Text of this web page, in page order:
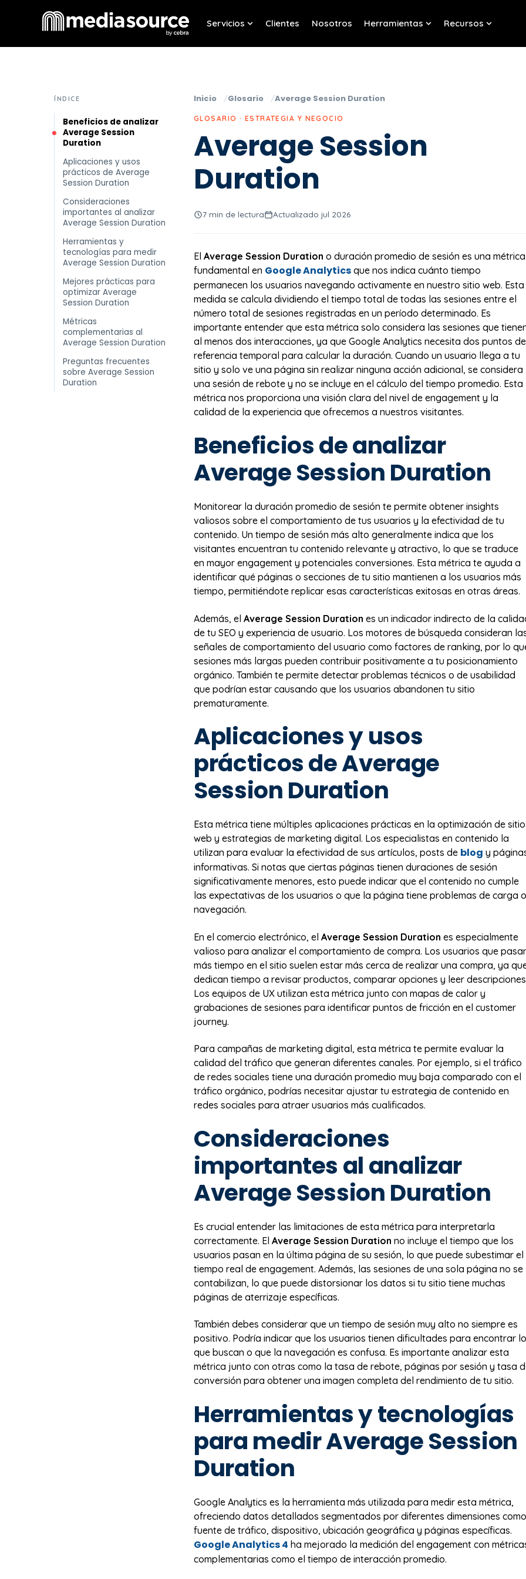
Servicios
Show submenu for Servicios
Clientes Nosotros Herramientas
Show submenu for
Recursos
ÍNDICE
Beneficios de analizar
Average Session
Duration
Aplicaciones y usos
prácticos de Average
Session Duration
Consideraciones
importantes al analizar
Average Session Duration
Herramientas y
tecnologías para medir
Average Session Duration
Mejores prácticas para
optimizar Average
Session Duration
Métricas
complementarias al
Average Session Duration
Preguntas frecuentes
sobre Average Session
Duration
Inicio Glosario Average Session Duration
GLOSARIO · ESTRATEGIA Y NEGOCIO
Average Session
Duration
7 min de lectura Actualizado jul 2026
El Average Session Duration o duración promedio de sesión es una métrica
fundamental en Google Analytics que nos indica cuánto tiempo
permanecen los usuarios navegando activamente en nuestro sitio web. Esta
medida se calcula dividiendo el tiempo total de todas las sesiones entre el
número total de sesiones registradas en un período determinado. Es
importante entender que esta métrica solo considera las sesiones que
al menos dos interacciones, ya que Google Analytics necesita dos puntos de
referencia temporal para calcular la duración. Cuando un usuario llega a tu
sitio y solo ve una página sin realizar ninguna acción adicional, se considera
una sesión de rebote y no se incluye en el cálculo del tiempo promedio. Esta
métrica nos proporciona una visión clara del nivel de engagement y la
calidad de la experiencia que ofrecemos a nuestros visitantes.
Beneficios de analizar
Average Session Duration
Monitorear la duración promedio de sesión te permite obtener insights
valiosos sobre el comportamiento de tus usuarios y la efectividad de tu
contenido. Un tiempo de sesión más alto generalmente indica que los
visitantes encuentran tu contenido relevante y atractivo, lo que se traduce
en mayor engagement y potenciales conversiones. Esta métrica te ayuda a
identificar qué páginas o secciones de tu sitio mantienen a los usuarios más
tiempo, permitiéndote replicar esas características exitosas en otras áreas.
Además, el Average Session Duration es un indicador indirecto de la
de tu SEO y experiencia de usuario. Los motores de búsqueda consideran
señales de comportamiento del usuario como factores de ranking, por lo
sesiones más largas pueden contribuir positivamente a tu posicionamiento
orgánico. También te permite detectar problemas técnicos o de usabilidad
que podrían estar causando que los usuarios abandonen tu sitio
prematuramente.
Aplicaciones y usos
prácticos de Average
Session Duration
Esta métrica tiene múltiples aplicaciones prácticas en la optimización de
web y estrategias de marketing digital. Los especialistas en contenido la
utilizan para evaluar la efectividad de sus artículos, posts de blog y
informativas. Si notas que ciertas páginas tienen duraciones de sesión
significativamente menores, esto puede indicar que el contenido no cumple
las expectativas de los usuarios o que la página tiene problemas de carga o
navegación.
En el comercio electrónico, el Average Session Duration es especialmente
valioso para analizar el comportamiento de compra. Los usuarios que
más tiempo en el sitio suelen estar más cerca de realizar una compra, ya
dedican tiempo a revisar productos, comparar opciones y leer
Los equipos de UX utilizan esta métrica junto con mapas de calor y
grabaciones de sesiones para identificar puntos de fricción en el customer
journey.
Para campañas de marketing digital, esta métrica te permite evaluar la
calidad del tráfico que generan diferentes canales. Por ejemplo, si el tráfico
de redes sociales tiene una duración promedio muy baja comparado con el
tráfico orgánico, podrías necesitar ajustar tu estrategia de contenido en
redes sociales para atraer usuarios más cualificados.
Consideraciones
importantes al analizar
Average Session Duration
Es crucial entender las limitaciones de esta métrica para interpretarla
correctamente. El Average Session Duration no incluye el tiempo que los
usuarios pasan en la última página de su sesión, lo que puede subestimar el
tiempo real de engagement. Además, las sesiones de una sola página no se
contabilizan, lo que puede distorsionar los datos si tu sitio tiene muchas
páginas de aterrizaje específicas.
También debes considerar que un tiempo de sesión muy alto no siempre es
positivo. Podría indicar que los usuarios tienen dificultades para encontrar lo
que buscan o que la navegación es confusa. Es importante analizar esta
métrica junto con otras como la tasa de rebote, páginas por sesión y tasa
conversión para obtener una imagen completa del rendimiento de tu sitio.
Herramientas y tecnologías
para medir Average Session
Duration
Google Analytics es la herramienta más utilizada para medir esta métrica,
ofreciendo datos detallados segmentados por diferentes dimensiones como
fuente de tráfico, dispositivo, ubicación geográfica y páginas específicas.
Google Analytics 4 ha mejorado la medición del engagement con
complementarias como el tiempo de interacción promedio.